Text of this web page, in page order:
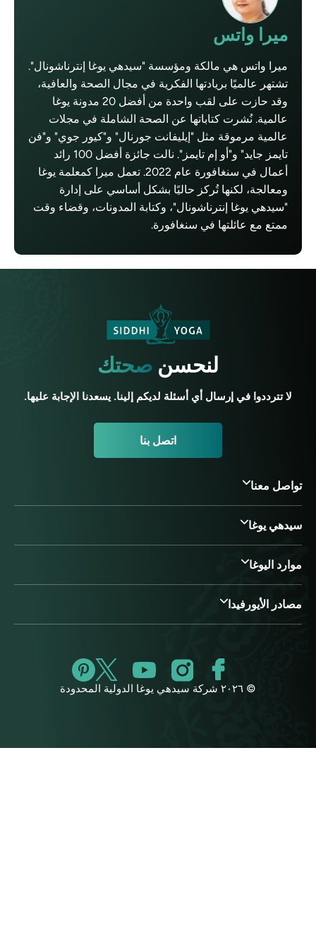
ميرا واتس
ميرا واتس هي مالكة ومؤسسة "سيدهي يوغا إنترناشونال".
تشتهر عالميًا بريادتها الفكرية في مجال الصحة والعافية،
وقد حازت على لقب واحدة من أفضل 20 مدونة يوغا
عالمية. نُشرت كتاباتها عن الصحة الشاملة في مجلات
عالمية مرموقة مثل "إيليفانت جورنال" و"كيور جوي" و"فن
تايمز جايد" و"أو إم تايمز". نالت جائزة أفضل 100 رائد
أعمال في سنغافورة عام 2022. تعمل ميرا كمعلمة يوغا
ومعالجة، لكنها تُركز حاليًا بشكل أساسي على إدارة
"سيدهي يوغا إنترناشونال"، وكتابة المدونات، وقضاء وقت
ممتع مع عائلتها في سنغافورة.
لنحسنصحتك
لا تترددوا في إرسال أي أسئلة لديكم إلينا. يسعدنا الإجابة عليها.
اتصل بنا
تواصل معنا
سيدهي يوغا
موارد اليوغا
مصادر الأيورفيدا
© ٢٠٢٦ شركة سيدهي يوغا الدولية المحدودة